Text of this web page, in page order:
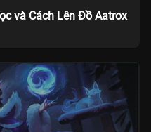
và Cách Lên Đồ Aatrox